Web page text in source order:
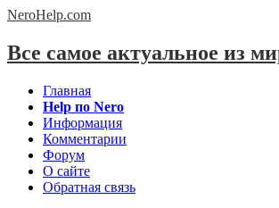
NeroHelp.com
Все самое актуальное из
Главная
Help по Nero
Информация
Комментарии
Форум
О сайте
Обратная связь